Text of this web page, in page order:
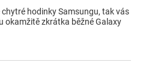
hodinky Samsungu, tak vás
okamžitě zkrátka běžné Galaxy